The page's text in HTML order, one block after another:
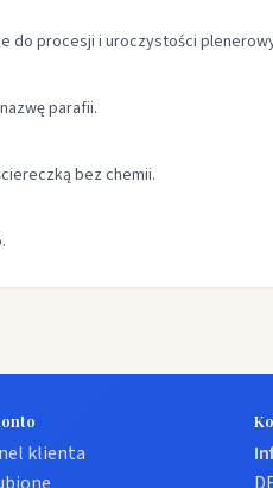
do procesji i uroczystości
parafii.
bez chemii.
klienta